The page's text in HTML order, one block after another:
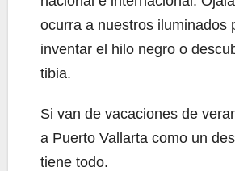
ocurra a nuestros iluminados
inventar el hilo negro o
tibia.
Si van de vacaciones de
a Puerto Vallarta como un
tiene todo.